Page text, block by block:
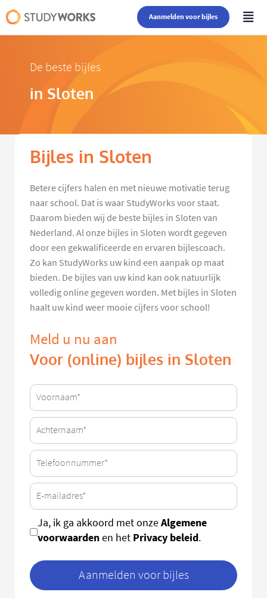
Aanmelden voor bijles
De beste bijles
in Sloten
Bijles in Sloten
Betere cijfers halen en met nieuwe motivatie terug
naar school. Dat is waar StudyWorks voor staat.
Daarom bieden wij de beste bijles in Sloten van
Nederland. Al onze bijles in Sloten wordt gegeven
door een gekwalificeerde en ervaren bijlescoach.
Zo kan StudyWorks uw kind een aanpak op maat
bieden. De bijles van uw kind kan ook natuurlijk
volledig online gegeven worden. Met bijles in Sloten
haalt uw kind weer mooie cijfers voor school!
Meld u nu aan
Voor (online) bijles in Sloten
Ja, ik ga akkoord met onzeAlgemene
voorwaardenen het Privacy beleid.
Aanmelden voor bijles